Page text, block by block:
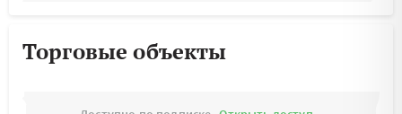
Торговые объекты